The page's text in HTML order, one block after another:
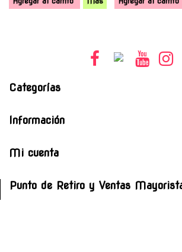
Categorías
Información
Mi cuenta
Punto de Retiro y Ventas